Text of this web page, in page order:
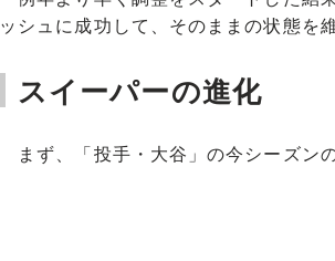
ッシュに成功して、そのままの状態を
スイーパーの進化
まず、「投手・大谷」の今シーズン